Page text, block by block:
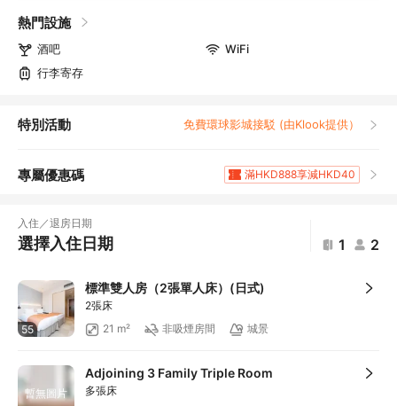
熱門設施
酒吧
WiFi
行李寄存
特別活動 免費環球影城接駁 (由Klook提供）
專屬優惠碼
滿HKD888享減HKD40
滿HKD800享減HKD50
滿HKD1,000享減HKD100
滿HKD1,000享減HKD100
滿HKD1,000享減HKD100
入住／退房日期
選擇入住日期 1 2
55
標準雙人房（2張單人床）(日式)
2張床
21 m²
非吸煙房間 城景
暫無圖片
Adjoining 3 Family Triple Room
多張床